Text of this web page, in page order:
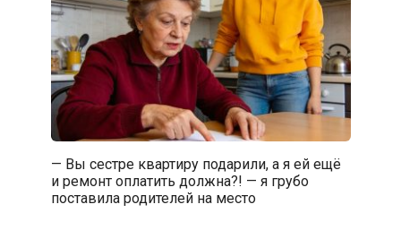
— Вы сестре квартиру подарили, а я ей ещё
и ремонт оплатить должна?! — я грубо
поставила родителей на место